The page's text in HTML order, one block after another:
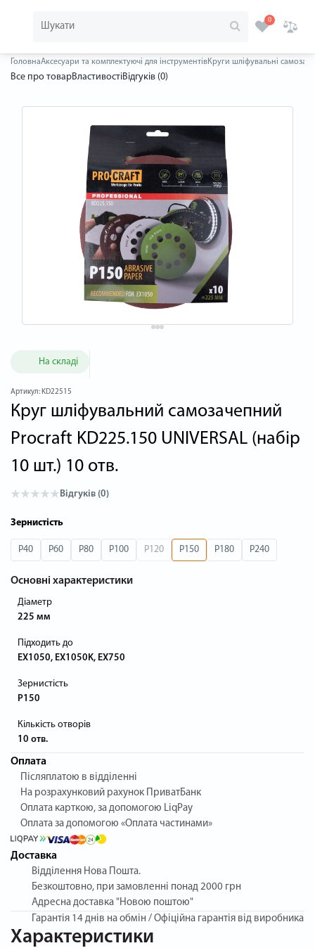
0
ГоловнаАксесуари та комплектуючі для інструментівКруги шліфувальні
Все про товарВластивостіВідгуків (0)
На складі
Артикул: KD22515
Круг шліфувальний самозачепний
Procraft KD225.150 UNIVERSAL (набір
10 шт.) 10 отв.
Відгуків (0)
Зернистість
P40 P60 P80 P100 P120 P150 P180 P240
Основні характеристики
Діаметр
225 мм
Підходить до
EX1050, EX1050K, EX750
Зернистість
P150
Кількість отворів
10 отв.
Оплата
Післяплатою в відділенні
На розрахунковий рахунок ПриватБанк
Оплата карткою, за допомогою LiqPay
Оплата за допомогою «Оплата частинами»
Доставка
Відділення Нова Пошта.
Безкоштовно, при замовленні понад 2000 грн
Адресна доставка "Новою поштою"
Гарантія 14 днів на обмін / Офіційна гарантія від виробника
Характеристики